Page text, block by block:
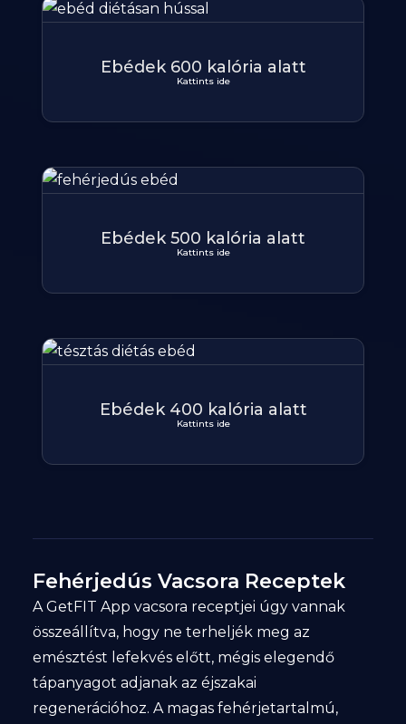
Ebédek 600 kalória alatt
Kattints ide
Ebédek 500 kalória alatt
Kattints ide
Ebédek 400 kalória alatt
Kattints ide
Fehérjedús Vacsora Receptek
A GetFIT App vacsora receptjei úgy vannak
összeállítva, hogy ne terheljék meg az
emésztést lefekvés előtt, mégis elegendő
tápanyagot adjanak az éjszakai
regenerációhoz. A magas fehérjetartalmú,